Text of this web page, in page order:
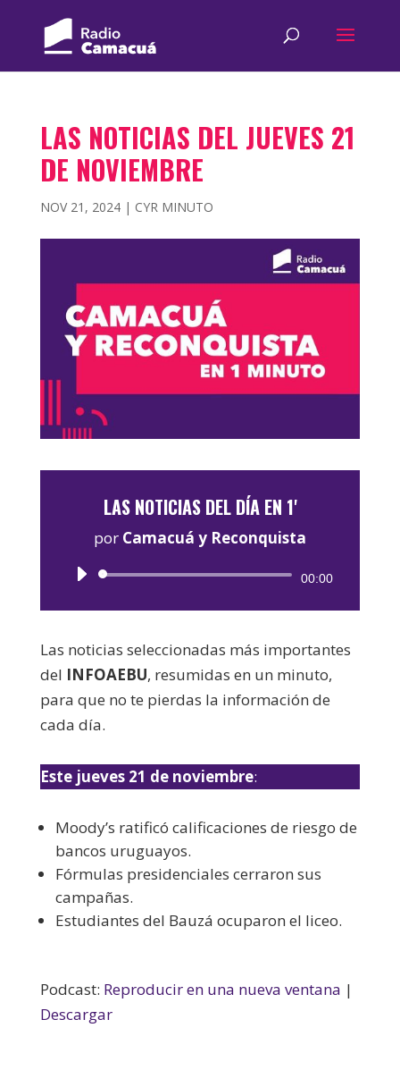
LAS NOTICIAS DEL JUEVES 21
DE NOVIEMBRE
NOV 21, 2024| CYR MINUTO
LAS NOTICIAS DEL DÍA EN 1'
por Camacuá y Reconquista
Reproductor
00:00
Las noticias seleccionadas más importantes
del INFOAEBU, resumidas en un minuto,
para que no te pierdas la información de
cada día.
Este jueves 21 de noviembre:
Moody’s ratificó calificaciones de riesgo de
bancos uruguayos.
Fórmulas presidenciales cerraron sus
campañas.
Estudiantes del Bauzá ocuparon el liceo.
Podcast: Reproducir en una nueva ventana |
Descargar